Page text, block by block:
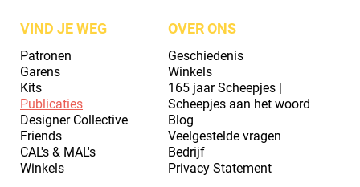
VIND JE WEG
Patronen
Garens
Kits
Publicaties
Designer Collective
Friends
CAL's & MAL's
Winkels
OVER ONS
Geschiedenis
Winkels
165 jaar Scheepjes |
Scheepjes aan het woord
Blog
Veelgestelde vragen
Bedrijf
Privacy Statement